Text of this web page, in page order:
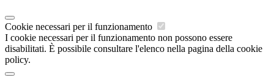
Cookie necessari per il funzionamento
I cookie necessari per il funzionamento non possono essere
disabilitati. È possibile consultare l'elenco nella pagina della cookie
policy.